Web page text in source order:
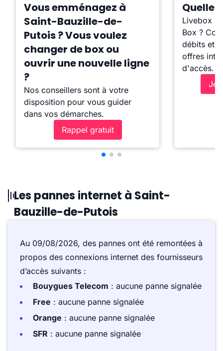
Vous emménagez à
Saint-Bauzille-de-
Putois ? Vous voulez
changer de box ou
ouvrir une nouvelle ligne
?
Nos conseillers sont à votre
disposition pour vous guider
dans vos démarches.
Rappel gratuit
Quelle
Livebox ?
Box ?
débits et
offres
d'accès.
Je
Les pannes internet à Saint-
Bauzille-de-Putois
Au 09/08/2026, des pannes ont été remontées à
propos des connexions internet des fournisseurs
d’accès suivants :
Bouygues Telecom : aucune panne signalée
Free : aucune panne signalée
Orange : aucune panne signalée
SFR : aucune panne signalée